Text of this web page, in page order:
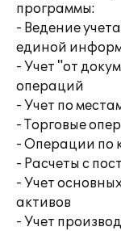
программы:
- Ведение
единой
- Учет "от
операций
- Учет по
- Торговые
- Операции по
- Расчеты с
- Учет
активов
- Учет